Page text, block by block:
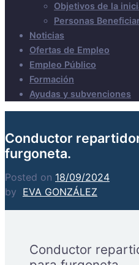
Objetivos de la
Personas
Noticias
Ofertas de Empleo
Empleo Público
Formación
Ayudas y subvenciones
Conductor
furgoneta.
Posted on 18/09/2024
by EVA GONZÁLEZ
Conductor